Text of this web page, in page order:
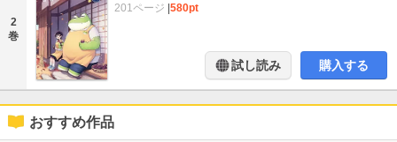
2
巻
201ページ 580pt
試し読み 購入する
おすすめ作品